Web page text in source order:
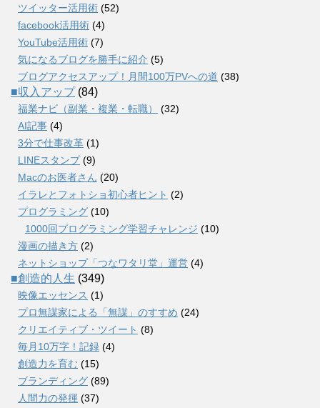
ツイッター活用術 (52)
facebook活用術 (4)
YouTube活用術 (7)
気になるブログを勝手に紹介 (5)
ブログアクセスアップ！月間100万PVへの道 (38)
■収入アップ(84)
福業ナビ（副業・複業・転職）
(32)
AI記事 (4)
3分で仕事改革 (1)
LINEスタンプ(9)
Macのお医者さん (20)
イラレとフォトショ初心者ヒント (2)
プログラミング (10)
1000回プログラミング学習チャレンジ (10)
漫画の描き方 (2)
ネットショップ「つなワタリ堂」運営 (4)
■創造的人生 (349)
映像エッセンス (1)
プロ無謀家による「無謀」のすすめ (24)
クリエイティブ・ツイート (8)
毎月10万字！記録 (4)
創造力を育む (15)
ブランディング (89)
人間力の発揮 (37)